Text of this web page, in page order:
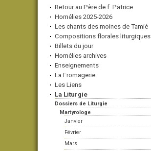
Retour au Père de f. Patrice
Homélies 2025-2026
Les chants des moines de Tamié
Compositions florales liturgiques
Billets du jour
Homélies archives
Enseignements
La Fromagerie
Les Liens
La Liturgie
Dossiers de Liturgie
Martyrologe
Janvier
Février
Mars